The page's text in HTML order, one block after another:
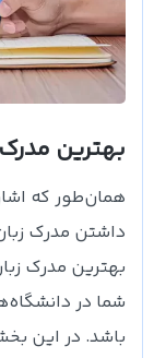
بهترین
همان‌طور که
داشتن مدرک
بهترین مدرک
شما در
باشد. در این